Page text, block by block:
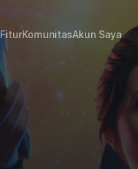
FiturKomunitasAkun Saya